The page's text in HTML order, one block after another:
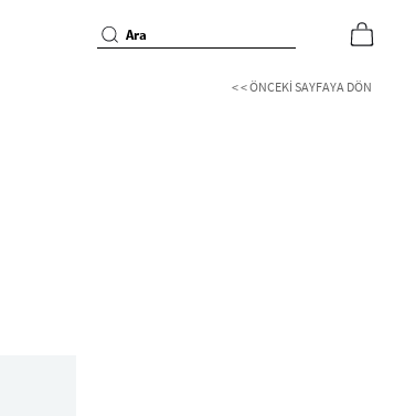
< < ÖNCEKI SAYFAYA DÖN